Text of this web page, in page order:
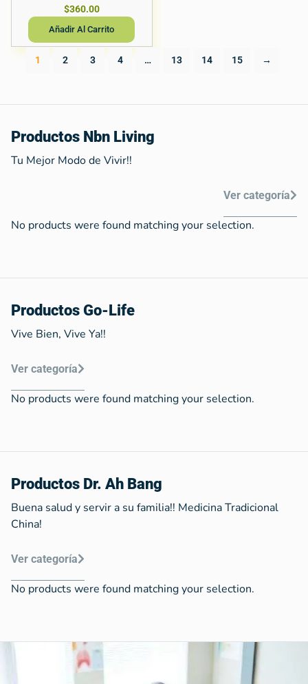
$360.00
Añadir Al Carrito
1 2 3 4 … 13 14 15 →
Productos Nbn Living
Tu Mejor Modo de Vivir!!
Ver categoría
No products were found matching your selection.
Productos Go-Life
Vive Bien, Vive Ya!!
Ver categoría
No products were found matching your selection.
Productos Dr. Ah Bang
Buena salud y servir a su familia!! Medicina Tradicional
China!
Ver categoría
No products were found matching your selection.